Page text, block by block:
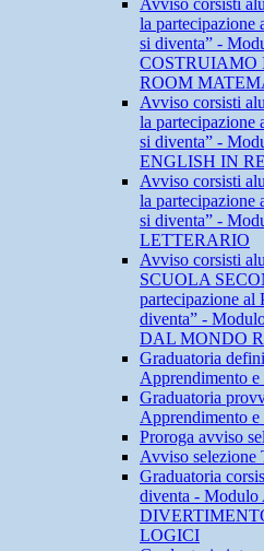
Avviso corsisti
la partecipazione
si diventa” -
COSTRUIAMO
ROOM
Avviso corsisti
la partecipazione
si diventa” -
ENGLISH IN
Avviso corsisti
la partecipazione
si diventa” -
LETTERARIO
Avviso corsisti
SCUOLA
partecipazione al
diventa” -
DAL MONDO
Graduatoria
Apprendimento
Graduatoria
Apprendimento
Proroga avviso
Avviso selezione
Graduatoria
diventa -
LOGICI